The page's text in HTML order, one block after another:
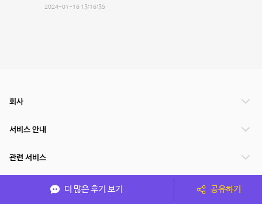
2024-01-16 13:16:35
더 많은 후기 보기 공유하기
회사
서비스 안내
관련 서비스